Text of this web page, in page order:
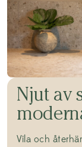
Njut av
Vila och